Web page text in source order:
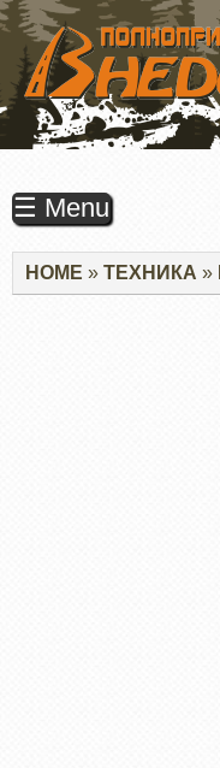
ПЕРЕЙТИ
ОСНОВНОМУ
СОДЕРЖАНИЮ
☰ Menu
Строка
навигации
HOME ТЕХНИКА